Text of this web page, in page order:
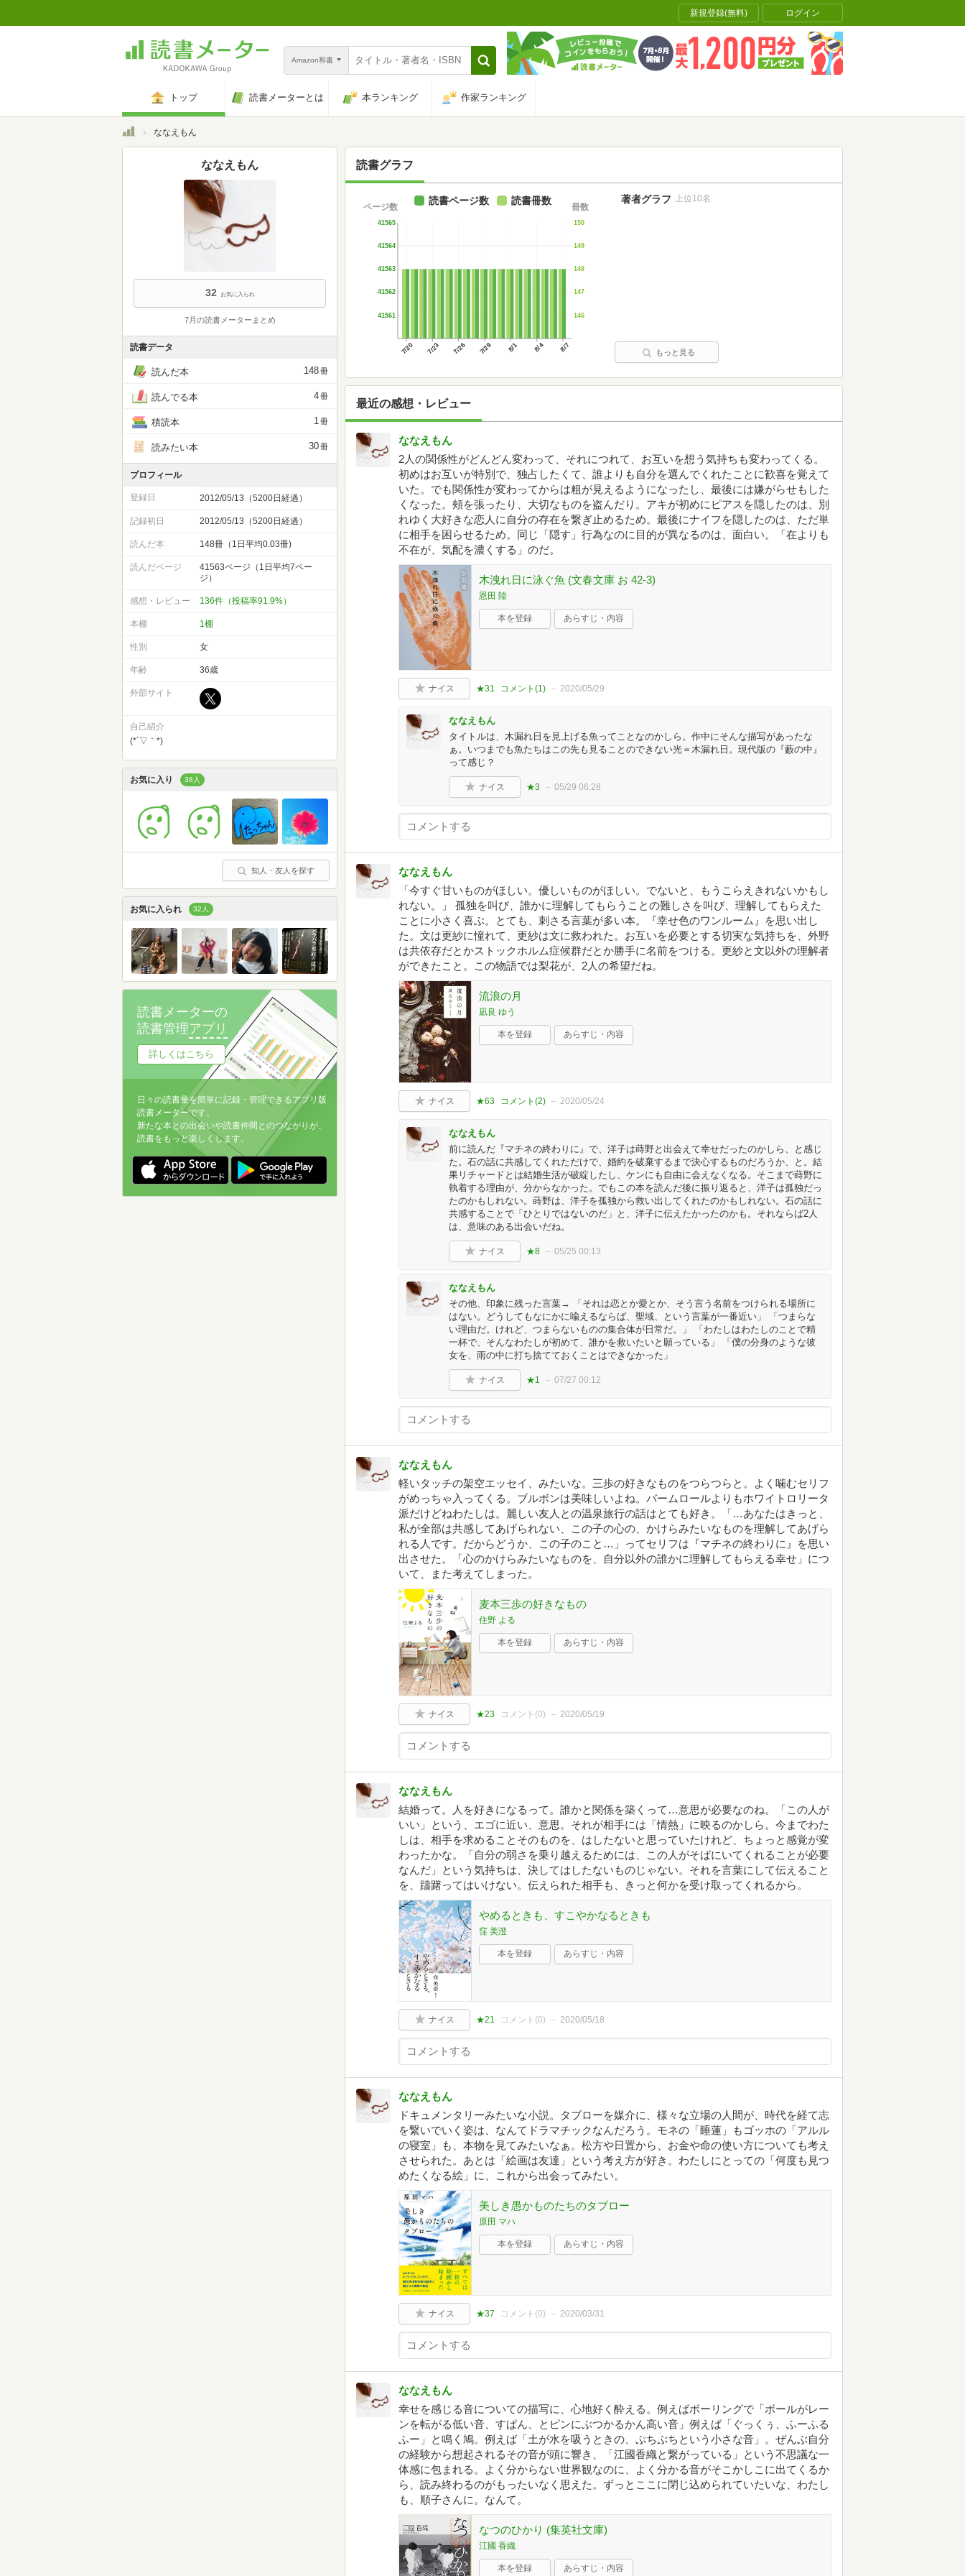
新規登録(無料) ログイン
Amazon和書
トップ 読書メーターとは 本ランキング 作家ランキング
トップななえもん
読書グラフ
7/20 7/23 7/26 7/29 8/1 8/4 8/7
41561
41562
41563
41564
41565
ページ数
146
147
148
149
150
冊数
読書ページ数 読書冊数 著者グラフ 上位10名
もっと見る
最近の感想・レビュー
ななえもん
2人の関係性がどんどん変わって、それにつれて、お互いを想う気持ちも変わってくる。
初めはお互いが特別で、独占したくて、誰よりも自分を選んでくれたことに歓喜を覚えて
いた。でも関係性が変わってからは粗が見えるようになったし、最後には嫌がらせもした
くなった。頰を張ったり、大切なものを盗んだり。アキが初めにピアスを隠したのは、別
れゆく大好きな恋人に自分の存在を繋ぎ止めるため。最後にナイフを隠したのは、ただ単
に相手を困らせるため。同じ「隠す」行為なのに目的が異なるのは、面白い。「在よりも
不在が、気配を濃くする」のだ。
木洩れ日に泳ぐ魚 (文春文庫 お 42-3)
恩田 陸
本を登録 あらすじ・内容
ナイス ★31 コメント(1) 2020/05/29
ななえもん
タイトルは、木漏れ日を見上げる魚ってことなのかしら。作中にそんな描写があったな
ぁ。いつまでも魚たちはこの先も見ることのできない光＝木漏れ日。現代版の『藪の中』
って感じ？
ナイス ★3 05/29 06:28
ななえもん
「今すぐ甘いものがほしい。優しいものがほしい。でないと、もうこらえきれないかもし
れない。」 孤独を叫び、誰かに理解してもらうことの難しさを叫び、理解してもらえた
ことに小さく喜ぶ。とても、刺さる言葉が多い本。『幸せ色のワンルーム』を思い出し
た。文は更紗に憧れて、更紗は文に救われた。お互いを必要とする切実な気持ちを、外野
は共依存だとかストックホルム症候群だとか勝手に名前をつける。更紗と文以外の理解者
ができたこと。この物語では梨花が、2人の希望だね。
流浪の月
凪良 ゆう
本を登録 あらすじ・内容
ナイス ★63 コメント(2) 2020/05/24
ななえもん
前に読んだ『マチネの終わりに』で、洋子は蒔野と出会えて幸せだったのかしら、と感じ
た。石の話に共感してくれただけで、婚約を破棄するまで決心するものだろうか、と。結
果リチャードとは結婚生活が破綻したし、ケンにも自由に会えなくなる。そこまで蒔野に
執着する理由が、分からなかった。でもこの本を読んだ後に振り返ると、洋子は孤独だっ
たのかもしれない。蒔野は、洋子を孤独から救い出してくれたのかもしれない。石の話に
共感することで「ひとりではないのだ」と、洋子に伝えたかったのかも。それならば2人
は、意味のある出会いだね。
ナイス ★8 05/25 00:13
ななえもん
その他、印象に残った言葉→ 「それは恋とか愛とか、そう言う名前をつけられる場所に
はない。どうしてもなにかに喩えるならば、聖域、という言葉が一番近い」 「つまらな
い理由だ。けれど、つまらないものの集合体が日常だ。」 「わたしはわたしのことで精
一杯で、そんなわたしが初めて、誰かを救いたいと願っている」 「僕の分身のような彼
女を、雨の中に打ち捨てておくことはできなかった」
ナイス ★1 07/27 00:12
ななえもん
軽いタッチの架空エッセイ、みたいな。三歩の好きなものをつらつらと。よく噛むセリフ
がめっちゃ入ってくる。ブルボンは美味しいよね。バームロールよりもホワイトロリータ
派だけどねわたしは。麗しい友人との温泉旅行の話はとても好き。「…あなたはきっと、
私が全部は共感してあげられない、この子の心の、かけらみたいなものを理解してあげら
れる人です。だからどうか、この子のこと…」ってセリフは『マチネの終わりに』を思い
出させた。「心のかけらみたいなものを、自分以外の誰かに理解してもらえる幸せ」につ
いて、また考えてしまった。
麦本三歩の好きなもの
住野 よる
本を登録 あらすじ・内容
ナイス ★23 コメント(0) 2020/05/19
ななえもん
結婚って。人を好きになるって。誰かと関係を築くって…意思が必要なのね。「この人が
いい」という、エゴに近い、意思。それが相手には「情熱」に映るのかしら。今までわた
しは、相手を求めることそのものを、はしたないと思っていたけれど、ちょっと感覚が変
わったかな。「自分の弱さを乗り越えるためには、この人がそばにいてくれることが必要
なんだ」という気持ちは、決してはしたないものじゃない。それを言葉にして伝えること
を、躊躇ってはいけない。伝えられた相手も、きっと何かを受け取ってくれるから。
やめるときも、すこやかなるときも
窪 美澄
本を登録 あらすじ・内容
ナイス ★21 コメント(0) 2020/05/18
ななえもん
ドキュメンタリーみたいな小説。タブローを媒介に、様々な立場の人間が、時代を経て志
を繋いでいく姿は、なんてドラマチックなんだろう。モネの「睡蓮」もゴッホの「アルル
の寝室」も、本物を見てみたいなぁ。松方や日置から、お金や命の使い方についても考え
させられた。あとは「絵画は友達」という考え方が好き。わたしにとっての「何度も見つ
めたくなる絵」に、これから出会ってみたい。
美しき愚かものたちのタブロー
原田 マハ
本を登録 あらすじ・内容
ナイス ★37 コメント(0) 2020/03/31
ななえもん
幸せを感じる音についての描写に、心地好く酔える。例えばボーリングで「ボールがレー
ンを転がる低い音、すぱん、とピンにぶつかるかん高い音」例えば「ぐっくぅ、ふーふる
ふー」と鳴く鳩。例えば「土が水を吸うときの、ぷちぷちという小さな音」。ぜんぶ自分
の経験から想起されるその音が頭に響き、「江國香織と繋がっている」という不思議な一
体感に包まれる。よく分からない世界観なのに、よく分かる音がそこかしこに出てくるか
ら、読み終わるのがもったいなく思えた。ずっとここに閉じ込められていたいな、わたし
も、順子さんに。なんて。
なつのひかり (集英社文庫)
江國 香織
本を登録 あらすじ・内容
ななえもん
32 お気に入られ
7月の読書メーターまとめ
読書データ
読んだ本 148冊
読んでる本 4冊
積読本 1冊
読みたい本 30冊
プロフィール
登録日 2012/05/13（5200日経過）
記録初日 2012/05/13（5200日経過）
読んだ本 148冊（1日平均0.03冊)
読んだページ
41563ページ（1日平均7ペー
ジ）
感想・レビュー 136件（投稿率91.9%）
本棚 1棚
性別 女
年齢 36歳
外部サイト
自己紹介
(*´▽｀*)
お気に入り 38人
知人・友人を探す
お気に入られ 32人
読書メーターの
読書管理アプリ
詳しくはこちら
日々の読書量を簡単に記録・管理できるアプリ版
読書メーターです。
新たな本との出会いや読書仲間とのつながりが、
読書をもっと楽しくします。